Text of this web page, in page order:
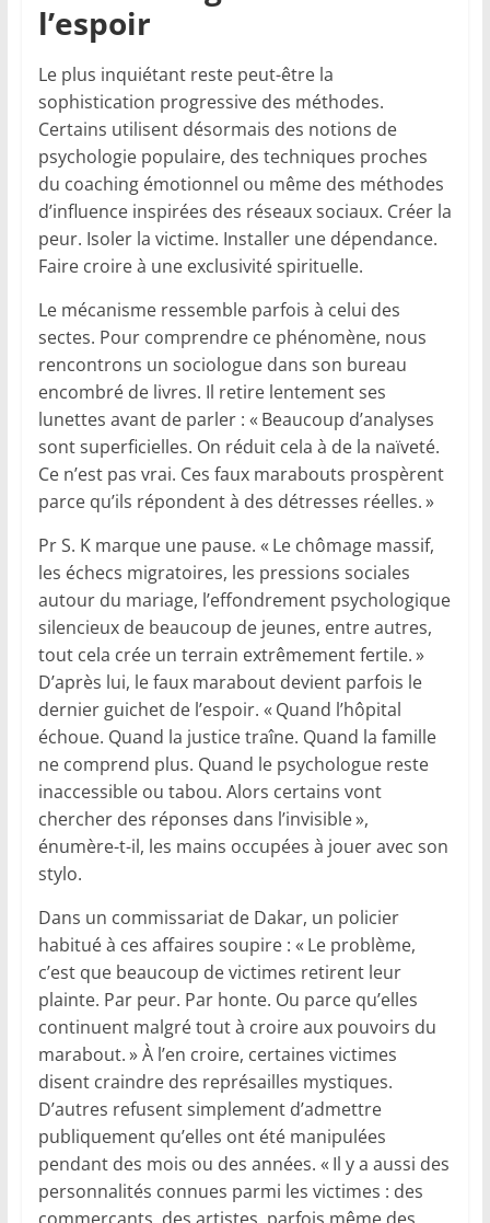
l’espoir
Le plus inquiétant reste peut-être la
sophistication progressive des méthodes.
Certains utilisent désormais des notions de
psychologie populaire, des techniques proches
du coaching émotionnel ou même des méthodes
d’influence inspirées des réseaux sociaux. Créer la
peur. Isoler la victime. Installer une dépendance.
Faire croire à une exclusivité spirituelle.
Le mécanisme ressemble parfois à celui des
sectes. Pour comprendre ce phénomène, nous
rencontrons un sociologue dans son bureau
encombré de livres. Il retire lentement ses
lunettes avant de parler : « Beaucoup d’analyses
sont superficielles. On réduit cela à de la naïveté.
Ce n’est pas vrai. Ces faux marabouts prospèrent
parce qu’ils répondent à des détresses réelles. »
Pr S. K marque une pause. « Le chômage massif,
les échecs migratoires, les pressions sociales
autour du mariage, l’effondrement psychologique
silencieux de beaucoup de jeunes, entre autres,
tout cela crée un terrain extrêmement fertile. »
D’après lui, le faux marabout devient parfois le
dernier guichet de l’espoir. « Quand l’hôpital
échoue. Quand la justice traîne. Quand la famille
ne comprend plus. Quand le psychologue reste
inaccessible ou tabou. Alors certains vont
chercher des réponses dans l’invisible »,
énumère-t-il, les mains occupées à jouer avec son
stylo.
Dans un commissariat de Dakar, un policier
habitué à ces affaires soupire : « Le problème,
c’est que beaucoup de victimes retirent leur
plainte. Par peur. Par honte. Ou parce qu’elles
continuent malgré tout à croire aux pouvoirs du
marabout. » À l’en croire, certaines victimes
disent craindre des représailles mystiques.
D’autres refusent simplement d’admettre
publiquement qu’elles ont été manipulées
pendant des mois ou des années. « Il y a aussi des
personnalités connues parmi les victimes : des